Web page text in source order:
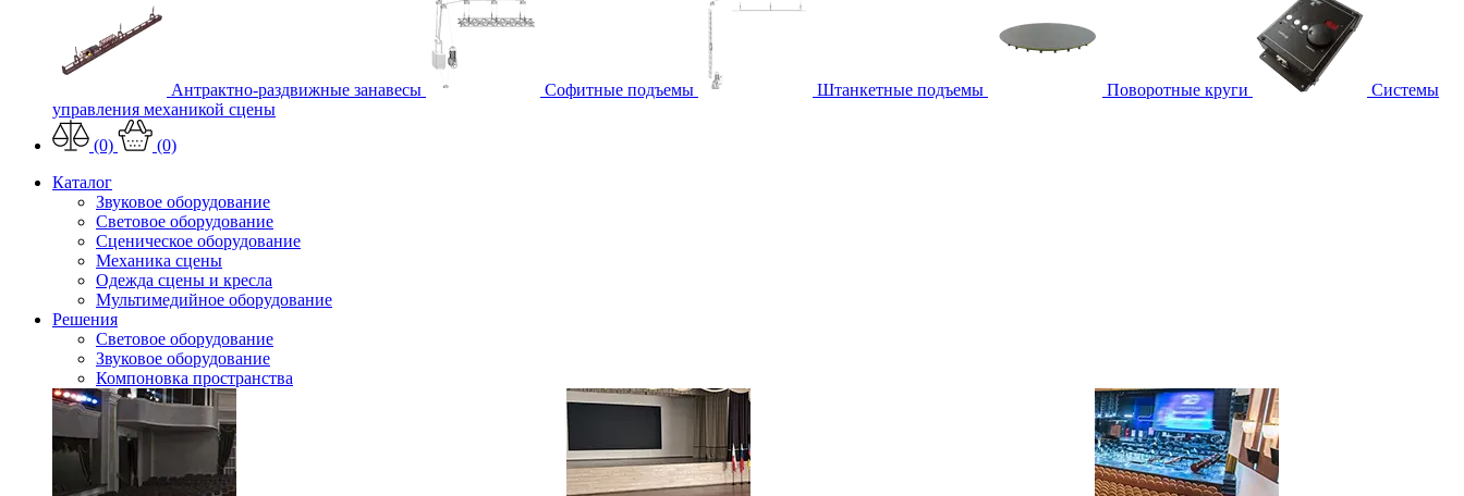
Антрактно-раздвижные занавесы Софитные подъемы Штанкетные подъемы Поворотные круги
Системы
управления механикой сцены
(0)
(0)
Каталог
Звуковое оборудование
Световое оборудование
Сценическое оборудование
Механика сцены
Одежда сцены и кресла
Мультимедийное оборудование
Решения
Световое оборудование
Звуковое оборудование
Компоновка пространства